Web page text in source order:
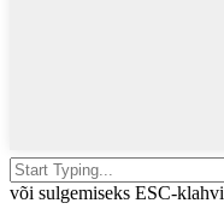
või sulgemiseks ESC-klahvi